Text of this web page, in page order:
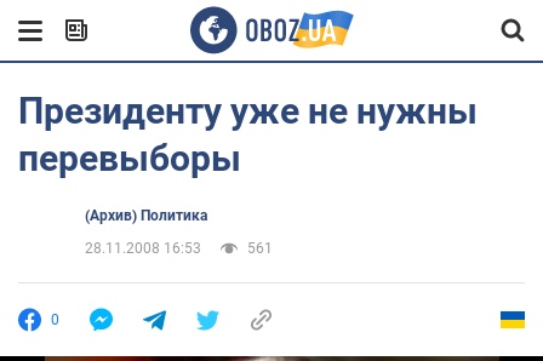
Президенту уже не нужны
перевыборы
(Архив) Политика
28.11.2008 16:53
561
0